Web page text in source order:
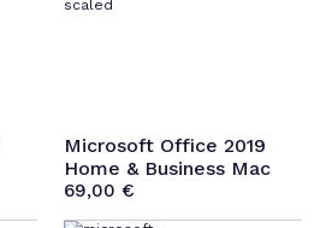
Microsoft Office 2019
Home & Business Mac
69,00€